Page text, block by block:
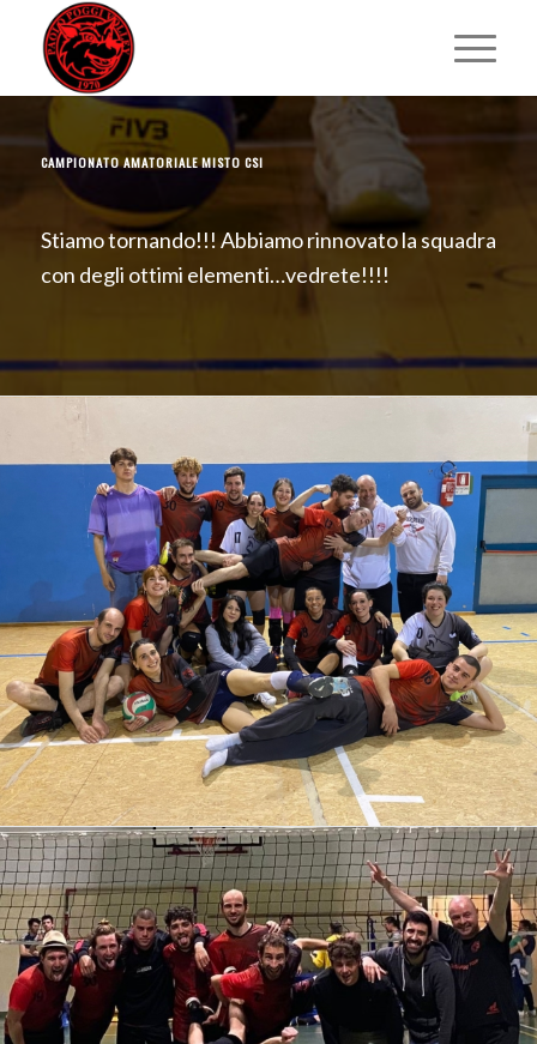
CAMPIONATO AMATORIALE MISTO CSI
Stiamo tornando!!! Abbiamo rinnovato la squadra
con degli ottimi elementi…vedrete!!!!